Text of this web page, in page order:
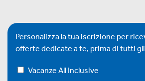
Personalizza la tua iscrizione per
offerte dedicate a te, prima di tutti
Vacanze All Inclusive